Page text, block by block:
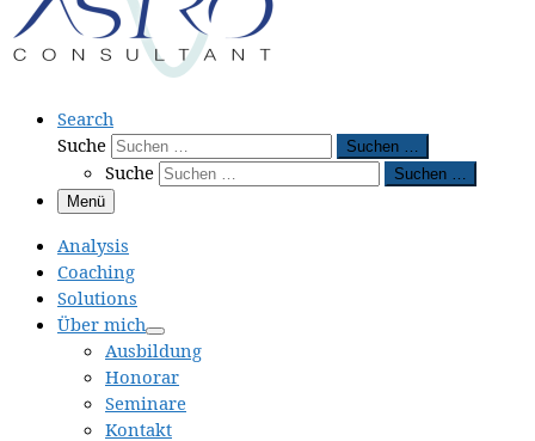
Search
Suche
Suchen …
Suche
Suchen …
Menü
Analysis
Coaching
Solutions
Über mich
Ausbildung
Honorar
Seminare
Kontakt